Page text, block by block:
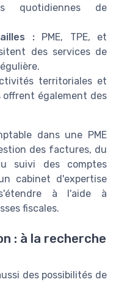
quotidiennes de
:PME, TPE, et
des services de
territoriales et
également des
dans une PME
des factures, du
suivi des comptes
cabinet d'expertise
à l'aide à
fiscales.
: à la recherche
des possibilités de